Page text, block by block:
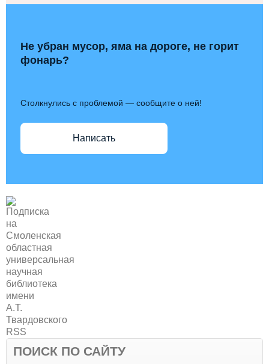
Не убран мусор, яма на дороге, не горит
фонарь?
Столкнулись с проблемой — сообщите о ней!
Написать
ПОИСК ПО САЙТУ